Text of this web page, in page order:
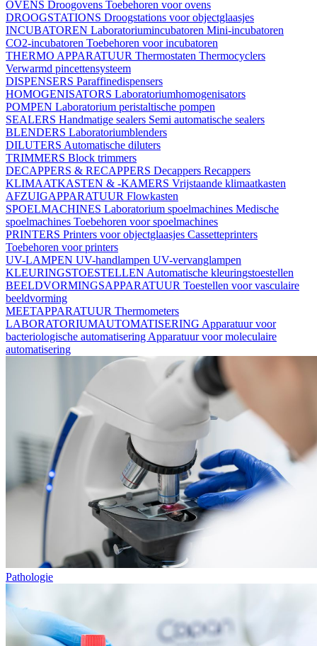
OVENS Droogovens Toebehoren voor ovens
DROOGSTATIONS Droogstations voor objectglaasjes
INCUBATOREN Laboratoriumincubatoren Mini-incubatoren
CO2-incubatoren Toebehoren voor incubatoren
THERMO APPARATUUR Thermostaten Thermocyclers
Verwarmd pincettensysteem
DISPENSERS Paraffinedispensers
HOMOGENISATORS Laboratoriumhomogenisators
POMPEN Laboratorium peristaltische pompen
SEALERS Handmatige sealers Semi automatische sealers
BLENDERS Laboratoriumblenders
DILUTERS Automatische diluters
TRIMMERS Block trimmers
DECAPPERS & RECAPPERS Decappers Recappers
KLIMAATKASTEN & -KAMERS Vrijstaande klimaatkasten
AFZUIGAPPARATUUR Flowkasten
SPOELMACHINES Laboratorium spoelmachines Medische
spoelmachines Toebehoren voor spoelmachines
PRINTERS Printers voor objectglaasjes Cassetteprinters
Toebehoren voor printers
UV-LAMPEN UV-handlampen UV-vervanglampen
KLEURINGSTOESTELLEN Automatische kleuringstoestellen
BEELDVORMINGSAPPARATUUR Toestellen voor vasculaire
beeldvorming
MEETAPPARATUUR Thermometers
LABORATORIUMAUTOMATISERING Apparatuur voor
bacteriologische automatisering Apparatuur voor moleculaire
automatisering
Pathologie